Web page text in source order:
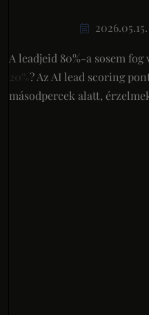
2026.05.15.
A leadjeid 80%-a sosem fog
20%? Az AI lead scoring
másodpercek alatt,